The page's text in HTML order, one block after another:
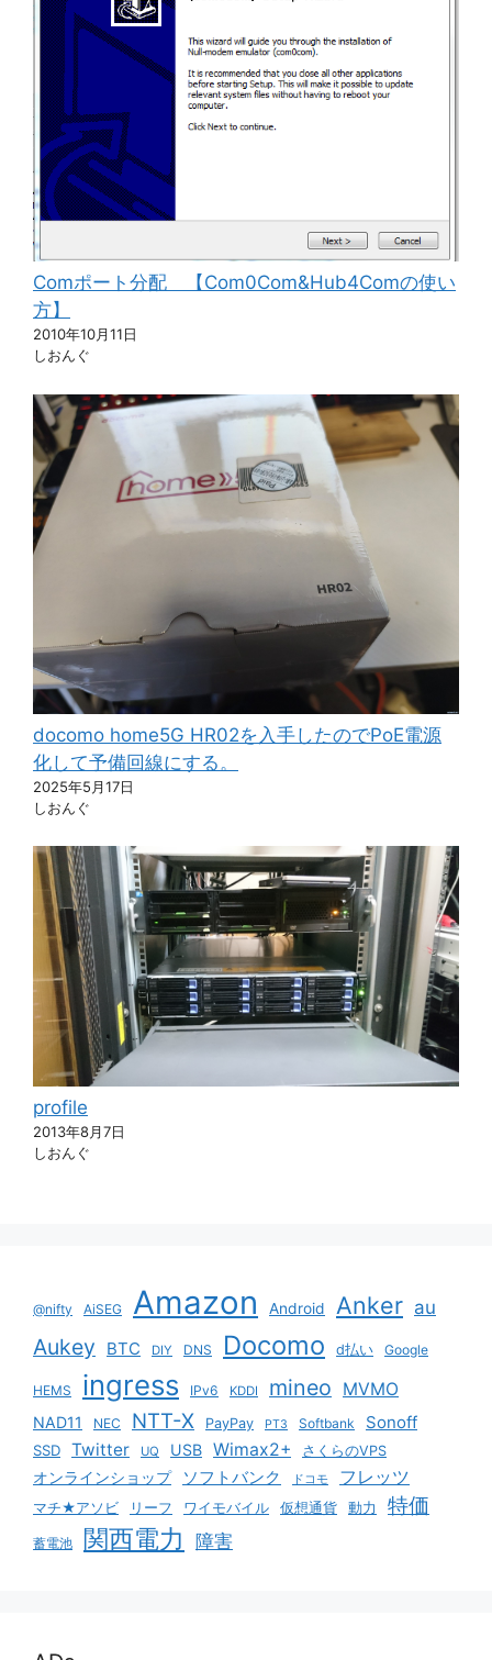
Comポート分配 【Com0Com&Hub4Comの使い
方】
2010年10月11日
しおんぐ
docomo home5G HR02を入手したのでPoE電源
化して予備回線にする。
2025年5月17日
しおんぐ
profile
2013年8月7日
しおんぐ
@nifty AiSEG Amazon Android Anker au
Aukey BTC DIY DNS Docomo d払い Google
HEMS ingress IPv6 KDDI mineo MVMO
NAD11 NEC NTT-X PayPay PT3 Softbank Sonoff
SSD Twitter UQ USB Wimax2+ さくらのVPS
オンラインショップ ソフトバンク ドコモ フレッツ
マチ★アソビ リーフ ワイモバイル 仮想通貨 動力 特価
蓄電池 関西電力 障害